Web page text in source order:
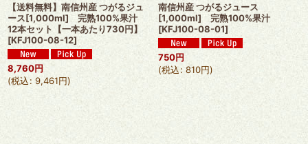
【送料無料】南信州産 つがるジュ
ース[1,000ml] 完熟100%果汁
12本セット【一本あたり730円】
[KFJ100-08-12]
8,760円
(税込: 9,461円)
南信州産 つがるジュース
[1,000ml] 完熟100%果汁
[KFJ100-08-01]
750円
(税込: 810円)